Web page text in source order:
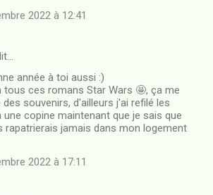
2022 à 12:41
année à toi aussi :)
tous ces romans Star Wars 🤩, ça me
des souvenirs, d'ailleurs j'ai refilé les
une copine maintenant que je sais que
rapatrierais jamais dans mon logement
2022 à 17:11